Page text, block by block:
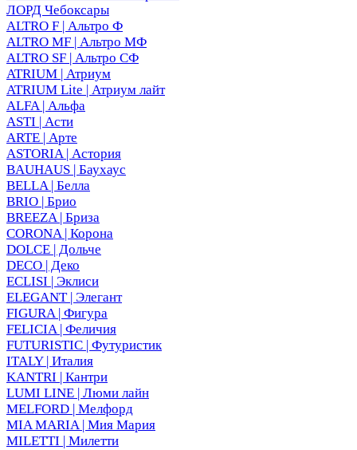
ЛОРД Чебоксары
ALTRO F | Альтро Ф
ALTRO MF | Альтро МФ
ALTRO SF | Альтро СФ
ATRIUM | Атриум
ATRIUM Lite | Атриум лайт
ALFA | Альфа
ASTI | Асти
ARTE | Арте
ASTORIA | Астория
BAUHAUS | Баухаус
BELLA | Белла
BRIO | Брио
BREEZA | Бриза
CORONA | Корона
DOLCE | Дольче
DECO | Деко
ECLISI | Эклиси
ELEGANT | Элегант
FIGURA | Фигура
FELICIA | Феличия
FUTURISTIC | Футуристик
ITALY | Италия
KANTRI | Кантри
LUMI LINE | Люми лайн
MELFORD | Мелфорд
MIA MARIA | Мия Мария
MILETTI | Милетти